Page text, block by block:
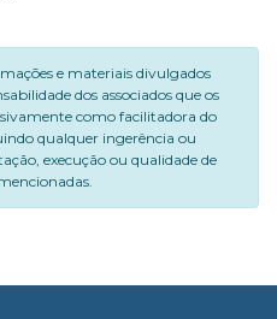
e materiais divulgados
dos associados que os
como facilitadora do
qualquer ingerência ou
execução ou qualidade de